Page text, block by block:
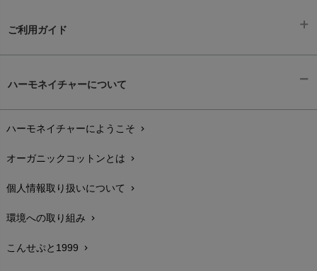
ご利用ガイド
配送と送料chevron_right
在庫状況と発送予定chevron_right
サイズ・寸法chevron_right
生地・素材chevron_right
お手入れについて
ハーモネイチャーについて
ハーモネイチャーにようこそ chevron_right
オーガニックコットンとは chevron_right
個人情報取り扱いについて chevron_right
環境への取り組み chevron_right
こんせぷと1999 chevron_right